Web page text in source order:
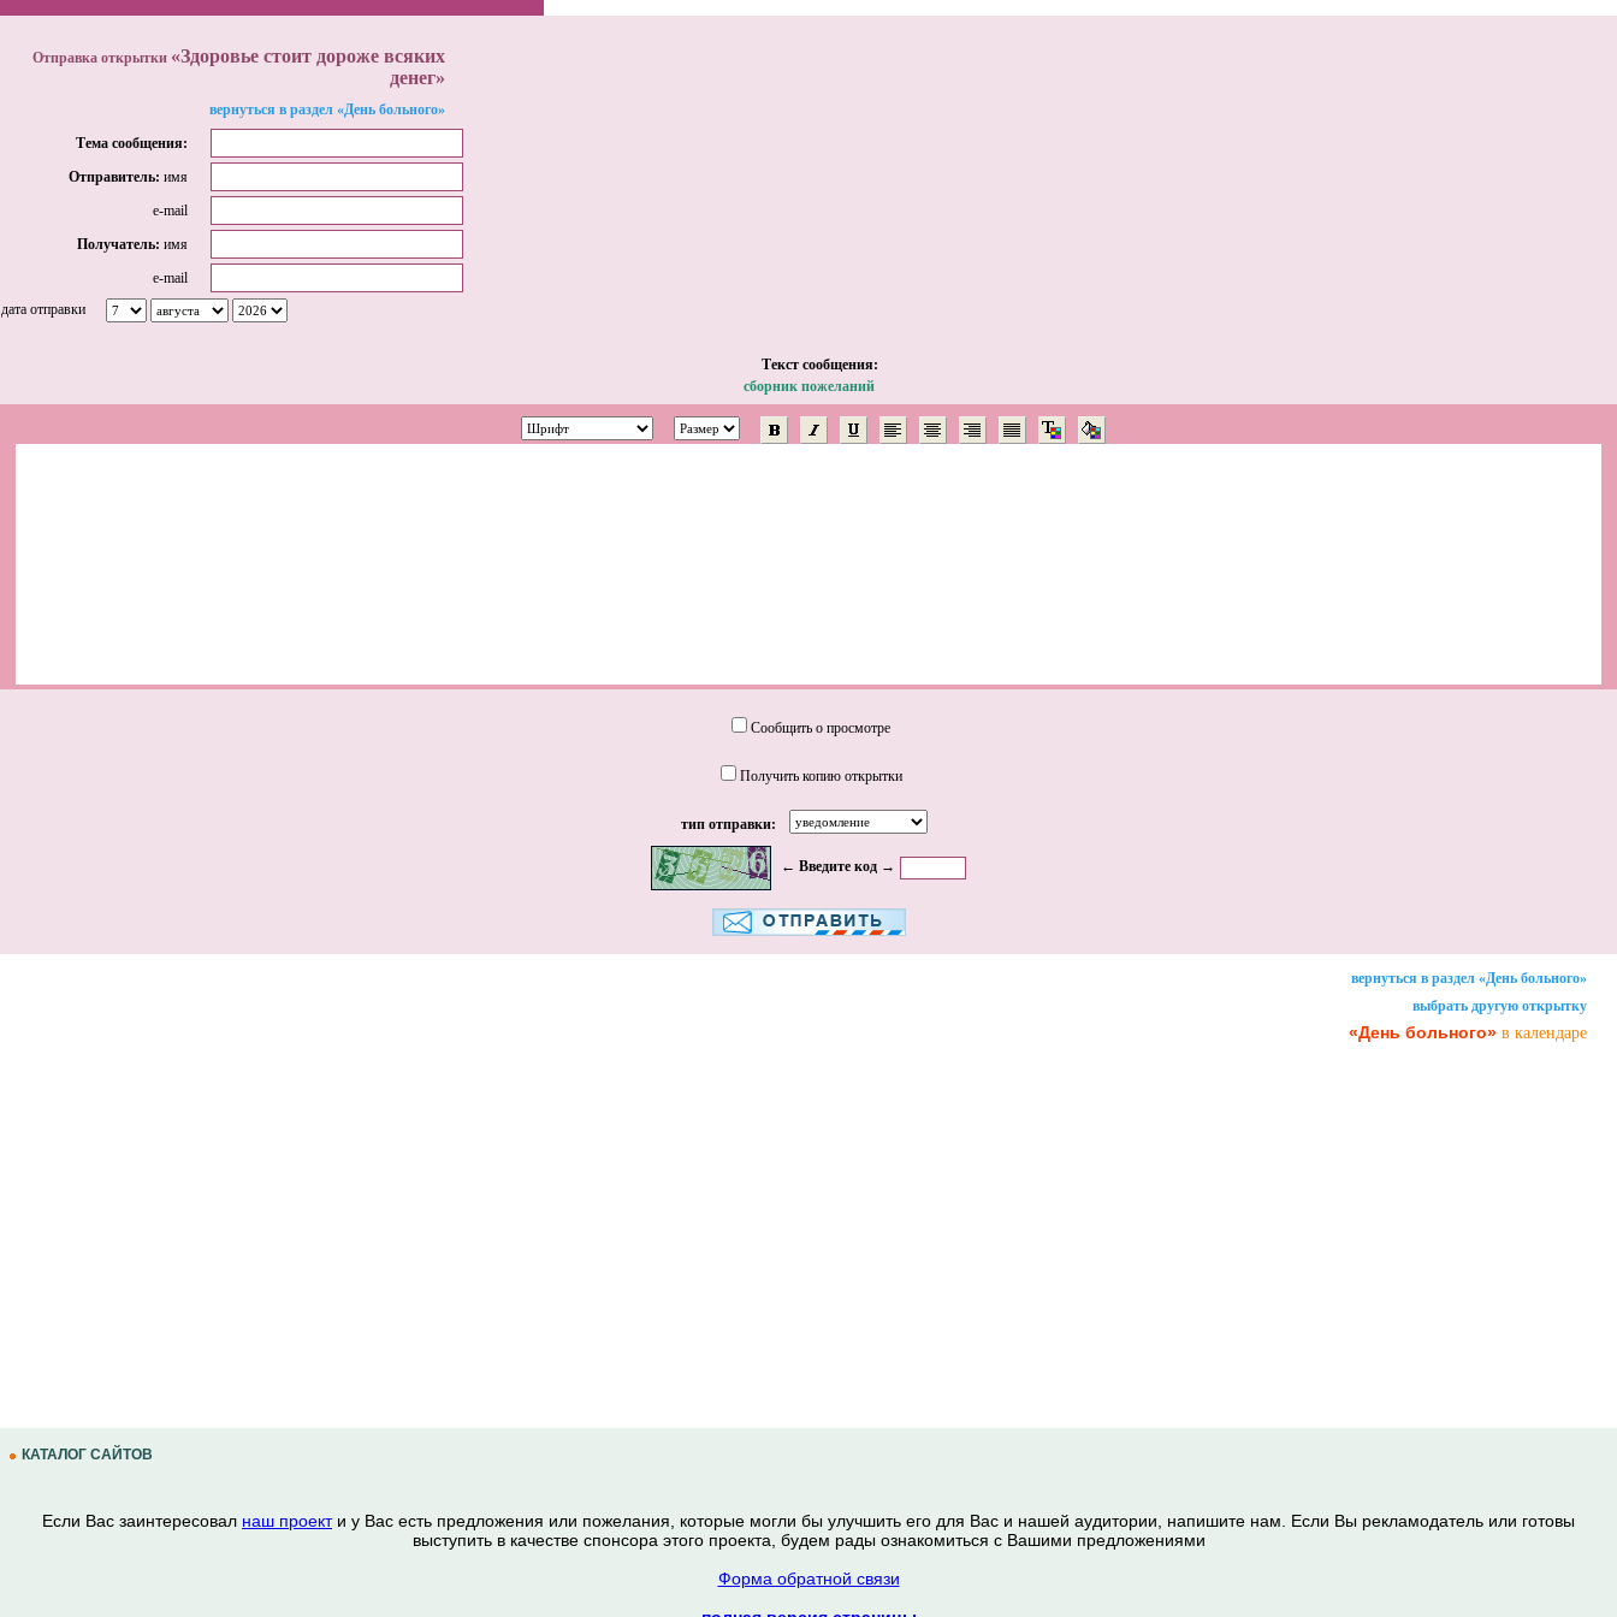
Отправка открытки «Здоровье стоит дороже всяких
денег»
вернуться в раздел «День больного»
Тема сообщения:
Отправитель: имя
e-mail
Получатель: имя
e-mail
дата отправки
Tекст сообщения:
сборник пожеланий
Сообщить о просмотре
Получить копию открытки
тип отправки:
← Введите код →
вернуться в раздел «День больного»
выбрать другую открытку
«День больного» в календаре
КАТАЛОГ САЙТОВ
Если Вас заинтересовал наш проекти у Вас есть предложения или пожелания, которые могли бы улучшить его для Вас и нашей аудитории, напишите нам. Если Вы рекламодатель или готовы
выступить в качестве спонсора этого проекта, будем рады ознакомиться с Вашими предложениями
Форма обратной связи